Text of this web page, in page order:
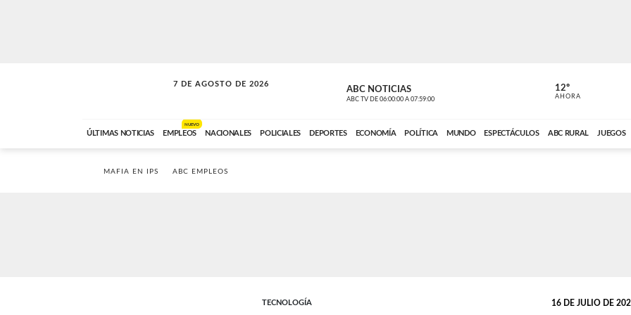
7 DE AGOSTO DE 2026
LA INCONDICIONAL ABC NOTICIAS
ABC TV DE 06:00:00 A 07:59:00 ABC CARDINAL
12º
AHORA
ÚLTIMAS NOTICIAS EMPLEOS
NUEVO
NACIONALES POLICIALES DEPORTES ECONOMÍA POLÍTICA MUNDO ESPECTÁCULOS ABC RURAL JUEGOS
MAFIA EN IPS ABC EMPLEOS
TECNOLOGÍA 16 DE JULIO DE